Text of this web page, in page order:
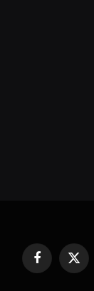
Facebook
X